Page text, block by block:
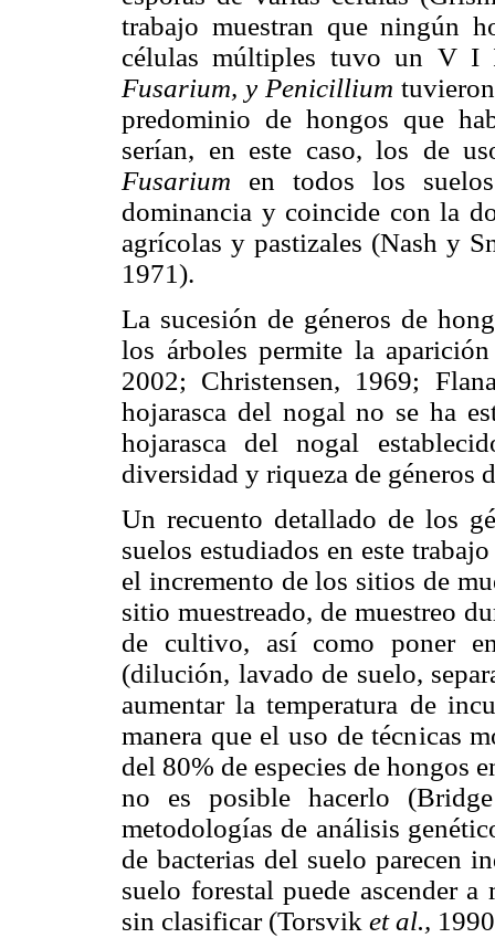
trabajo muestran que ningún
células múltiples tuvo un V
Fusarium, y Penicillium
predominio de hongos que
serían, en este caso, los de
Fusarium en todos los
dominancia y coincide con la
agrícolas y pastizales (Nash y
1971).
La sucesión de géneros de
los árboles permite la
2002; Christensen, 1969;
hojarasca del nogal no se ha
hojarasca del nogal
diversidad y riqueza de géneros
Un recuento detallado de los
suelos estudiados en este
el incremento de los sitios de
sitio muestreado, de muestreo
de cultivo, así como poner
(dilución, lavado de suelo,
aumentar la temperatura de
manera que el uso de técnicas
del 80% de especies de hongos
no es posible hacerlo
metodologías de análisis
de bacterias del suelo parecen
suelo forestal puede ascender
sin clasificar (Torsvik et al.,